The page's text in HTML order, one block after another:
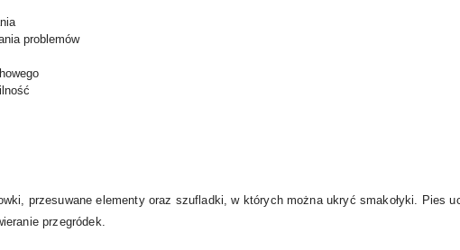
problemów
przesuwane elementy oraz szufladki, w których można ukryć smakołyki. Pies
przegródek.